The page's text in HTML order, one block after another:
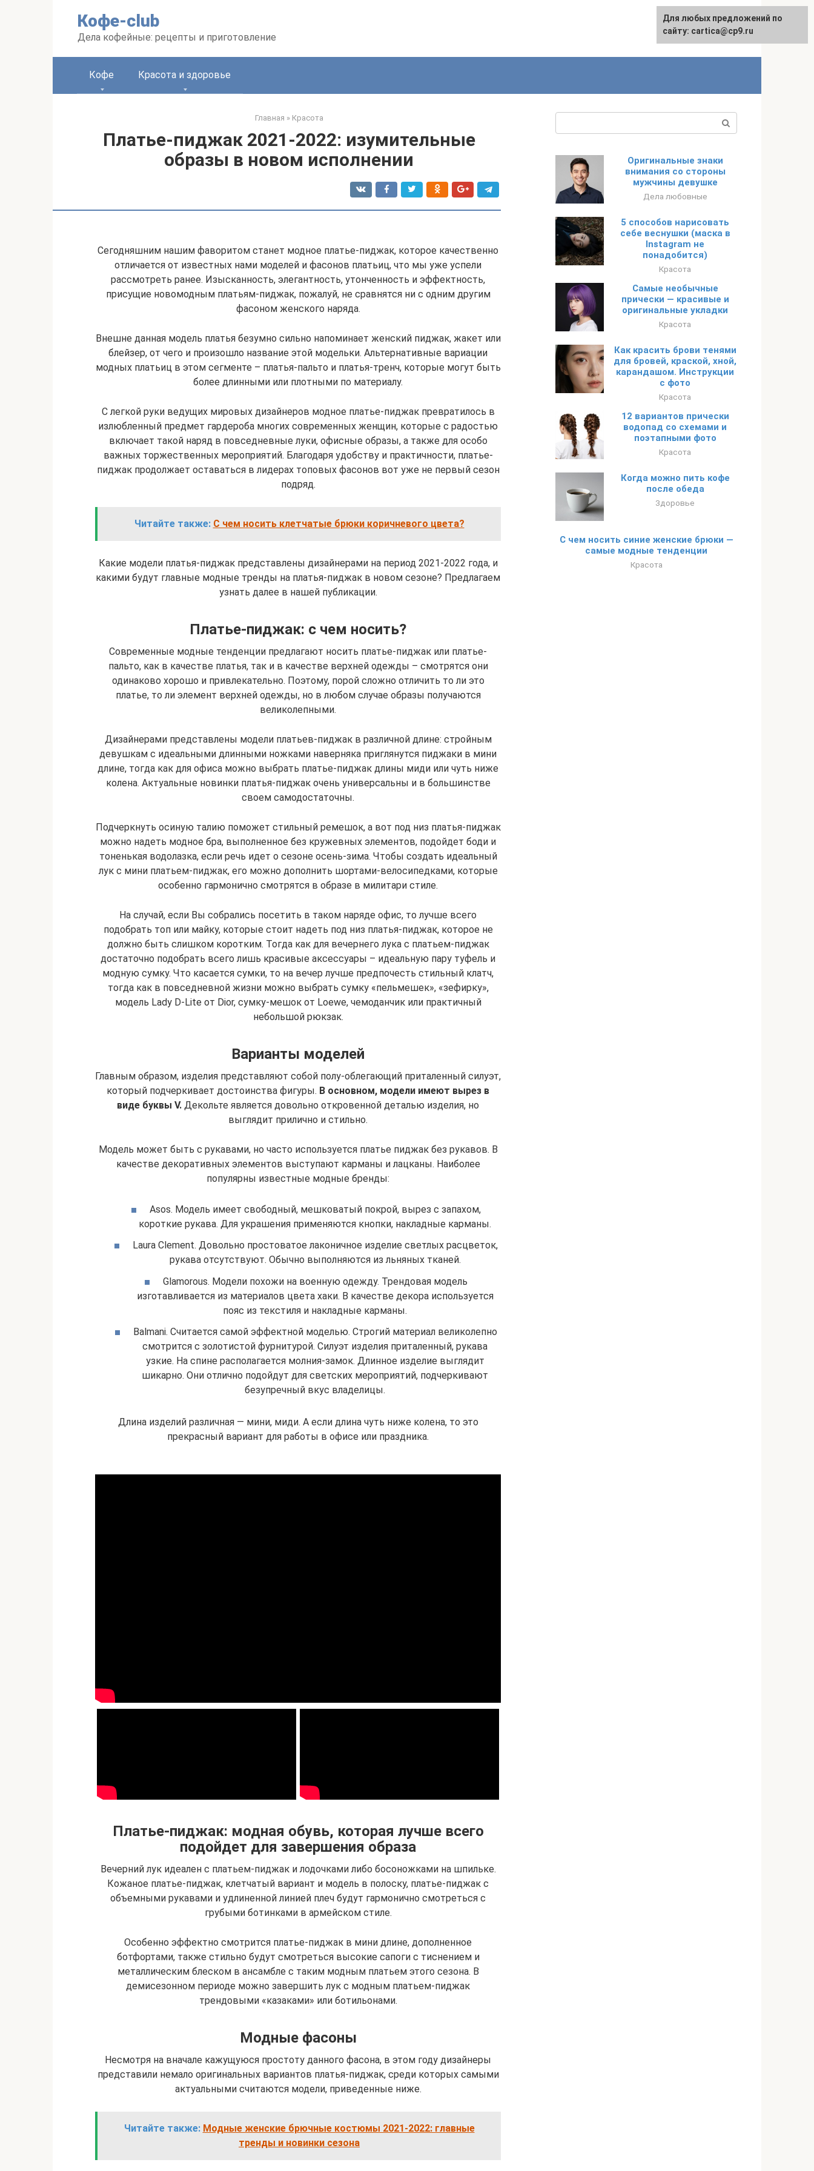
Кофе-club
Дела кофейные: рецепты и приготовление
English
Кофе Красота и здоровье
Главная » Красота
Платье-пиджак 2021-2022: изумительные
образы в новом исполнении
Сегодняшним нашим фаворитом станет модное платье-пиджак, которое качественно
отличается от известных нами моделей и фасонов платьиц, что мы уже успели
рассмотреть ранее. Изысканность, элегантность, утонченность и эффектность,
присущие новомодным платьям-пиджак, пожалуй, не сравнятся ни с одним другим
фасоном женского наряда.
Внешне данная модель платья безумно сильно напоминает женский пиджак, жакет или
блейзер, от чего и произошло название этой модельки. Альтернативные вариации
модных платьиц в этом сегменте – платья-пальто и платья-тренч, которые могут быть
более длинными или плотными по материалу.
С легкой руки ведущих мировых дизайнеров модное платье-пиджак превратилось в
излюбленный предмет гардероба многих современных женщин, которые с радостью
включает такой наряд в повседневные луки, офисные образы, а также для особо
важных торжественных мероприятий. Благодаря удобству и практичности, платье-
пиджак продолжает оставаться в лидерах топовых фасонов вот уже не первый сезон
подряд.
Читайте также: С чем носить клетчатые брюки коричневого цвета?
Какие модели платья-пиджак представлены дизайнерами на период 2021-2022 года, и
какими будут главные модные тренды на платья-пиджак в новом сезоне? Предлагаем
узнать далее в нашей публикации.
Платье-пиджак: с чем носить?
Современные модные тенденции предлагают носить платье-пиджак или платье-
пальто, как в качестве платья, так и в качестве верхней одежды – смотрятся они
одинаково хорошо и привлекательно. Поэтому, порой сложно отличить то ли это
платье, то ли элемент верхней одежды, но в любом случае образы получаются
великолепными.
Дизайнерами представлены модели платьев-пиджак в различной длине: стройным
девушкам с идеальными длинными ножками наверняка приглянутся пиджаки в мини
длине, тогда как для офиса можно выбрать платье-пиджак длины миди или чуть ниже
колена. Актуальные новинки платья-пиджак очень универсальны и в большинстве
своем самодостаточны.
Подчеркнуть осиную талию поможет стильный ремешок, а вот под низ платья-пиджак
можно надеть модное бра, выполненное без кружевных элементов, подойдет боди и
тоненькая водолазка, если речь идет о сезоне осень-зима. Чтобы создать идеальный
лук с мини платьем-пиджак, его можно дополнить шортами-велосипедками, которые
особенно гармонично смотрятся в образе в милитари стиле.
На случай, если Вы собрались посетить в таком наряде офис, то лучше всего
подобрать топ или майку, которые стоит надеть под низ платья-пиджак, которое не
должно быть слишком коротким. Тогда как для вечернего лука с платьем-пиджак
достаточно подобрать всего лишь красивые аксессуары – идеальную пару туфель и
модную сумку. Что касается сумки, то на вечер лучше предпочесть стильный клатч,
тогда как в повседневной жизни можно выбрать сумку «пельмешек», «зефирку»,
модель Lady D-Lite от Dior, сумку-мешок от Loewe, чемоданчик или практичный
небольшой рюкзак.
Варианты моделей
Главным образом, изделия представляют собой полу-облегающий приталенный силуэт,
который подчеркивает достоинства фигуры. В основном, модели имеют вырез в
виде буквы V. Декольте является довольно откровенной деталью изделия, но
выглядит прилично и стильно.
Модель может быть с рукавами, но часто используется платье пиджак без рукавов. В
качестве декоративных элементов выступают карманы и лацканы. Наиболее
популярны известные модные бренды:
Asos. Модель имеет свободный, мешковатый покрой, вырез с запахом,
короткие рукава. Для украшения применяются кнопки, накладные карманы.
Laura Clement. Довольно простоватое лаконичное изделие светлых расцветок,
рукава отсутствуют. Обычно выполняются из льняных тканей.
Glamorous. Модели похожи на военную одежду. Трендовая модель
изготавливается из материалов цвета хаки. В качестве декора используется
пояс из текстиля и накладные карманы.
Balmani. Считается самой эффектной моделью. Строгий материал великолепно
смотрится с золотистой фурнитурой. Силуэт изделия приталенный, рукава
узкие. На спине располагается молния-замок. Длинное изделие выглядит
шикарно. Они отлично подойдут для светских мероприятий, подчеркивают
безупречный вкус владелицы.
Длина изделий различная — мини, миди. А если длина чуть ниже колена, то это
прекрасный вариант для работы в офисе или праздника.
Платье-пиджак: модная обувь, которая лучше всего
подойдет для завершения образа
Вечерний лук идеален с платьем-пиджак и лодочками либо босоножками на шпильке.
Кожаное платье-пиджак, клетчатый вариант и модель в полоску, платье-пиджак с
объемными рукавами и удлиненной линией плеч будут гармонично смотреться с
грубыми ботинками в армейском стиле.
Особенно эффектно смотрится платье-пиджак в мини длине, дополненное
ботфортами, также стильно будут смотреться высокие сапоги с тиснением и
металлическим блеском в ансамбле с таким модным платьем этого сезона. В
демисезонном периоде можно завершить лук с модным платьем-пиджак
трендовыми «казаками» или ботильонами.
Модные фасоны
Несмотря на вначале кажущуюся простоту данного фасона, в этом году дизайнеры
представили немало оригинальных вариантов платья-пиджак, среди которых самыми
актуальными считаются модели, приведенные ниже.
Читайте также: Модные женские брючные костюмы 2021-2022: главные
тренды и новинки сезона
Оригинальные знаки
внимания со стороны
мужчины девушке
Дела любовные
5 способов нарисовать
себе веснушки (маска в
Instagram не
понадобится)
Красота
Самые необычные
прически — красивые и
оригинальные укладки
Красота
Как красить брови тенями
для бровей, краской, хной,
карандашом. Инструкции
с фото
Красота
12 вариантов прически
водопад со схемами и
поэтапными фото
Красота
Когда можно пить кофе
после обеда
Здоровье
С чем носить синие женские брюки —
самые модные тенденции
Красота
Для любых предложений по
сайту: cartica@cp9.ru